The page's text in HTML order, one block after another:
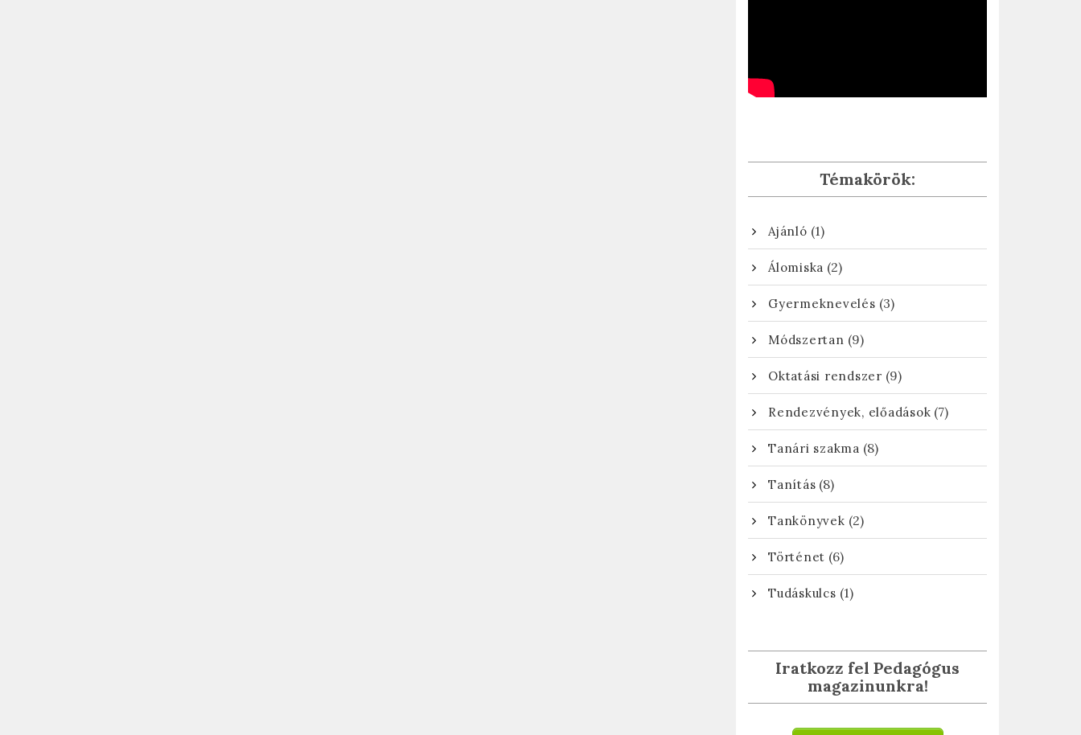
Témakörök:
Ajánló (1)
Álomiska (2)
Gyermeknevelés (3)
Módszertan (9)
Oktatási rendszer (9)
Rendezvények, előadások (7)
Tanári szakma (8)
Tanítás (8)
Tankönyvek (2)
Történet (6)
Tudáskulcs (1)
Iratkozz fel Pedagógus
magazinunkra!